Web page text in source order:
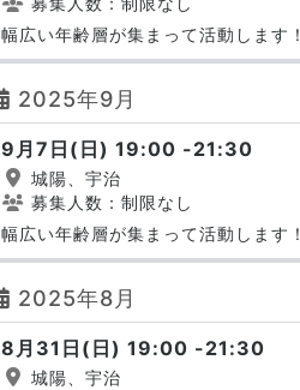
幅広い年齢層が集まって活動します！
2025年9月
9月7日(日) 19:00 -21:30
城陽、宇治
募集人数：制限なし
幅広い年齢層が集まって活動します！
2025年8月
8月31日(日) 19:00 -21:30
城陽、宇治